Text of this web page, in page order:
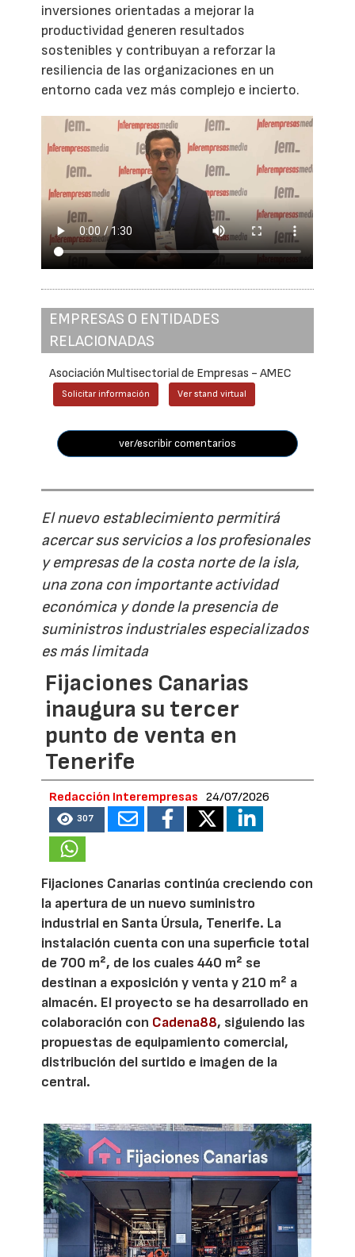
inversiones orientadas a mejorar la
productividad generen resultados
sostenibles y contribuyan a reforzar la
resiliencia de las organizaciones en un
entorno cada vez más complejo e incierto.
EMPRESAS O ENTIDADES
RELACIONADAS
Asociación Multisectorial de Empresas - AMEC
Solicitar información Ver stand virtual
ver/escribir comentarios
El nuevo establecimiento permitirá
acercar sus servicios a los profesionales
y empresas de la costa norte de la isla,
una zona con importante actividad
económica y donde la presencia de
suministros industriales especializados
es más limitada
Fijaciones Canarias
inaugura su tercer
punto de venta en
Tenerife
Redacción Interempresas 24/07/2026
307
Fijaciones Canarias continúa creciendo con
la apertura de un nuevo suministro
industrial en Santa Úrsula, Tenerife. La
instalación cuenta con una superficie total
de 700 m², de los cuales 440 m² se
destinan a exposición y venta y 210 m² a
almacén. El proyecto se ha desarrollado en
colaboración con Cadena88, siguiendo las
propuestas de equipamiento comercial,
distribución del surtido e imagen de la
central.